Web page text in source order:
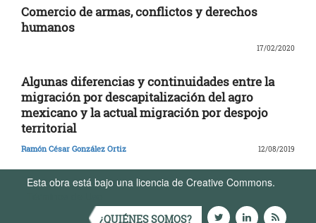
Comercio de armas, conflictos y derechos
humanos
17/02/2020
Algunas diferencias y continuidades entre la
migración por descapitalización del agro
mexicano y la actual migración por despojo
territorial
Ramón César González Ortiz 12/08/2019
Esta obra está bajo una licencia de Creative Commons.
¿QUIÉNES SOMOS?